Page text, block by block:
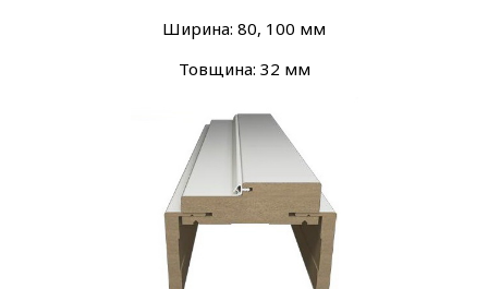
Ширина: 80, 100 мм
Товщина: 32 мм